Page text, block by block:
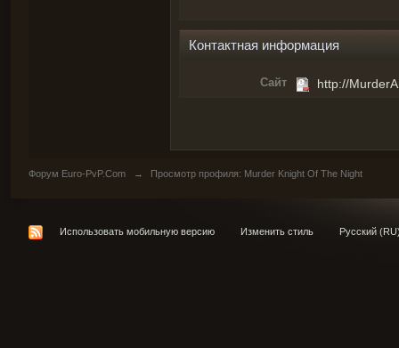
Контактная информация
Сайт http://
Форум Euro-PvP.Com → Просмотр профиля: Murder Knight Of The Night
Использовать мобильную версию Изменить стиль Русский